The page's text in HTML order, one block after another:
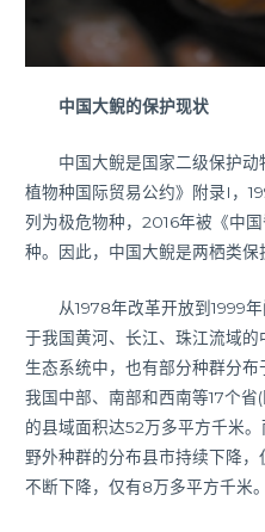
中国大鲵的保护现状
中国大鲵是国家二级保护动
植物种国际贸易公约》附录I，
列为极危物种，2016年被《中
种。因此，中国大鲵是两栖类保
从1978年改革开放到1999年
于我国黄河、长江、珠江流域
生态系统中，也有部分种群分
我国中部、南部和西南等17个
的县域面积达52万多平方千米
野外种群的分布县市持续下降
不断下降，仅有8万多平方千米。